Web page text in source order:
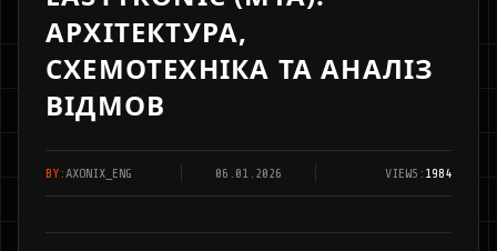
АРХІТЕКТУРА,
СХЕМОТЕХНІКА ТА АНАЛІЗ
ВІДМОВ
BY:AXONIX_ENG 06.01.2026 VIEWS: 1984